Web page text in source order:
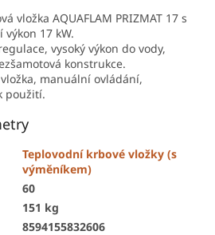
vložka AQUAFLAM PRIZMAT 17 s
17 kW.
vysoký výkon do vody,
konstrukce.
manuální ovládání,
použití.
Teplovodní krbové vložky (s
výměníkem)
60
151 kg
8594155832606